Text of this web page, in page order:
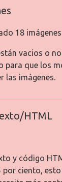
18
vacios o no
para que los
las imágenes.
HTML
y código
por ciento,